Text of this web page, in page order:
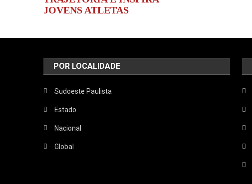
JOVENS ATLETAS
POR LOCALIDADE
Sudoeste Paulista
Estado
Nacional
Global